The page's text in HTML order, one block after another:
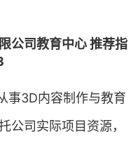
公司教育中心 推荐指
事3D内容制作与教育
公司实际项目资源，